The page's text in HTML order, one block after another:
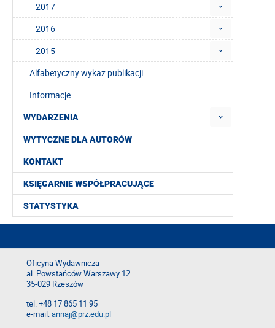
2017
2016
2015
Alfabetyczny wykaz publikacji
Informacje
WYDARZENIA
WYTYCZNE DLA AUTORÓW
KONTAKT
KSIĘGARNIE WSPÓŁPRACUJĄCE
STATYSTYKA
Oficyna Wydawnicza
al. Powstańców Warszawy 12
35-029 Rzeszów
tel. +48 17 865 11 95
e-mail:annaj@prz.edu.pl